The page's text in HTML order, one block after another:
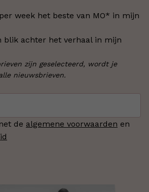
week het beste van MO* in mijn
blik achter het verhaal in mijn
zijn geselecteerd, wordt je
nieuwsbrieven.
de algemene voorwaarden en